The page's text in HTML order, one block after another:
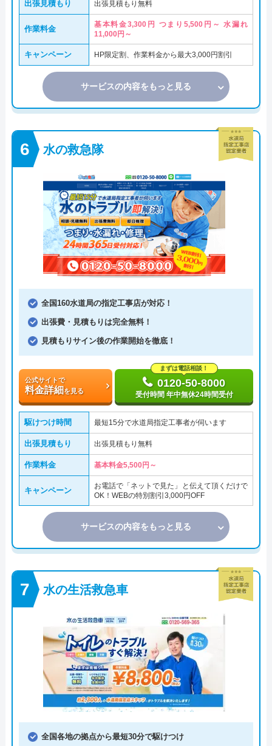
出張見積もり 出張見積もり無料
作業料金
基本料金3,300円 つまり5,500円～ 水漏れ
11,000円～
キャンペーン HP限定割、作業料金から最大3,000円割引
サービスの内容をもっと見る
水の救急隊
全国160水道局の指定工事店が対応！
出張費・見積もりは完全無料！
見積もりサイン後の作業開始を徹底！
公式サイトで
料金詳細を見る
まずは電話相談！
0120-50-8000
受付時間 年中無休24時間受付
駆けつけ時間 最短15分で水道局指定工事者が伺います
出張見積もり 出張見積もり無料
作業料金 基本料金5,500円～
キャンペーン
お電話で「ネットで見た」と伝えて頂くだけで
OK！WEBの特別割引3,000円OFF
サービスの内容をもっと見る
水の生活救急車
全国各地の拠点から最短30分で駆けつけ